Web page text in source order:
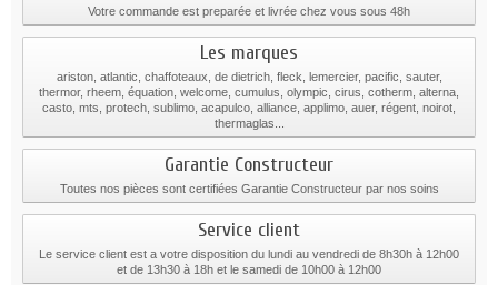
Votre commande est preparée et livrée chez vous sous 48h
Les marques
ariston, atlantic, chaffoteaux, de dietrich, fleck, lemercier, pacific, sauter,
thermor, rheem, équation, welcome, cumulus, olympic, cirus, cotherm, alterna,
casto, mts, protech, sublimo, acapulco, alliance, applimo, auer, régent, noirot,
thermaglas...
Garantie Constructeur
Toutes nos pièces sont certifiées Garantie Constructeur par nos soins
Service client
Le service client est a votre disposition du lundi au vendredi de 8h30h à 12h00
et de 13h30 à 18h et le samedi de 10h00 à 12h00